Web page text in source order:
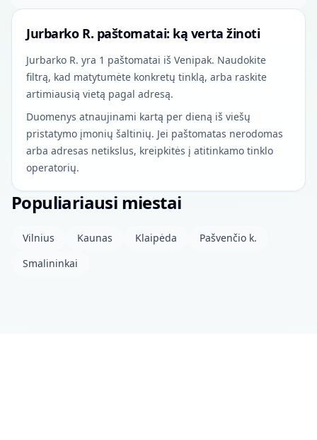
Jurbarko R. paštomatai: ką verta žinoti
Jurbarko R. yra 1 paštomatai iš Venipak. Naudokite
filtrą, kad matytumėte konkretų tinklą, arba raskite
artimiausią vietą pagal adresą.
Duomenys atnaujinami kartą per dieną iš viešų
pristatymo įmonių šaltinių. Jei paštomatas nerodomas
arba adresas netikslus, kreipkitės į atitinkamo tinklo
operatorių.
Populiariausi miestai
Vilnius Kaunas Klaipėda
Pašvenčio k.
Smalininkai